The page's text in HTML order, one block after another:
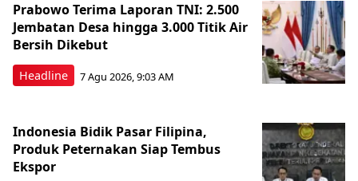
Headline
Prabowo Terima Laporan TNI: 2.500
Jembatan Desa hingga 3.000 Titik Air
Bersih Dikebut
7 Agu 2026, 9:03 AM
Indonesia Bidik Pasar Filipina,
Produk Peternakan Siap Tembus
Ekspor